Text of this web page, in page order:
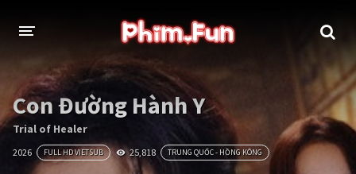
THỂ LOẠI
Thần thoại - Cổ trang Hành động
Tâm lý Chiến tranh
Con Đường Hành Y
Trial of Healer
2026 FULL HD VIETSUB 25,818 TRUNG QUỐC - HỒNG KÔNG